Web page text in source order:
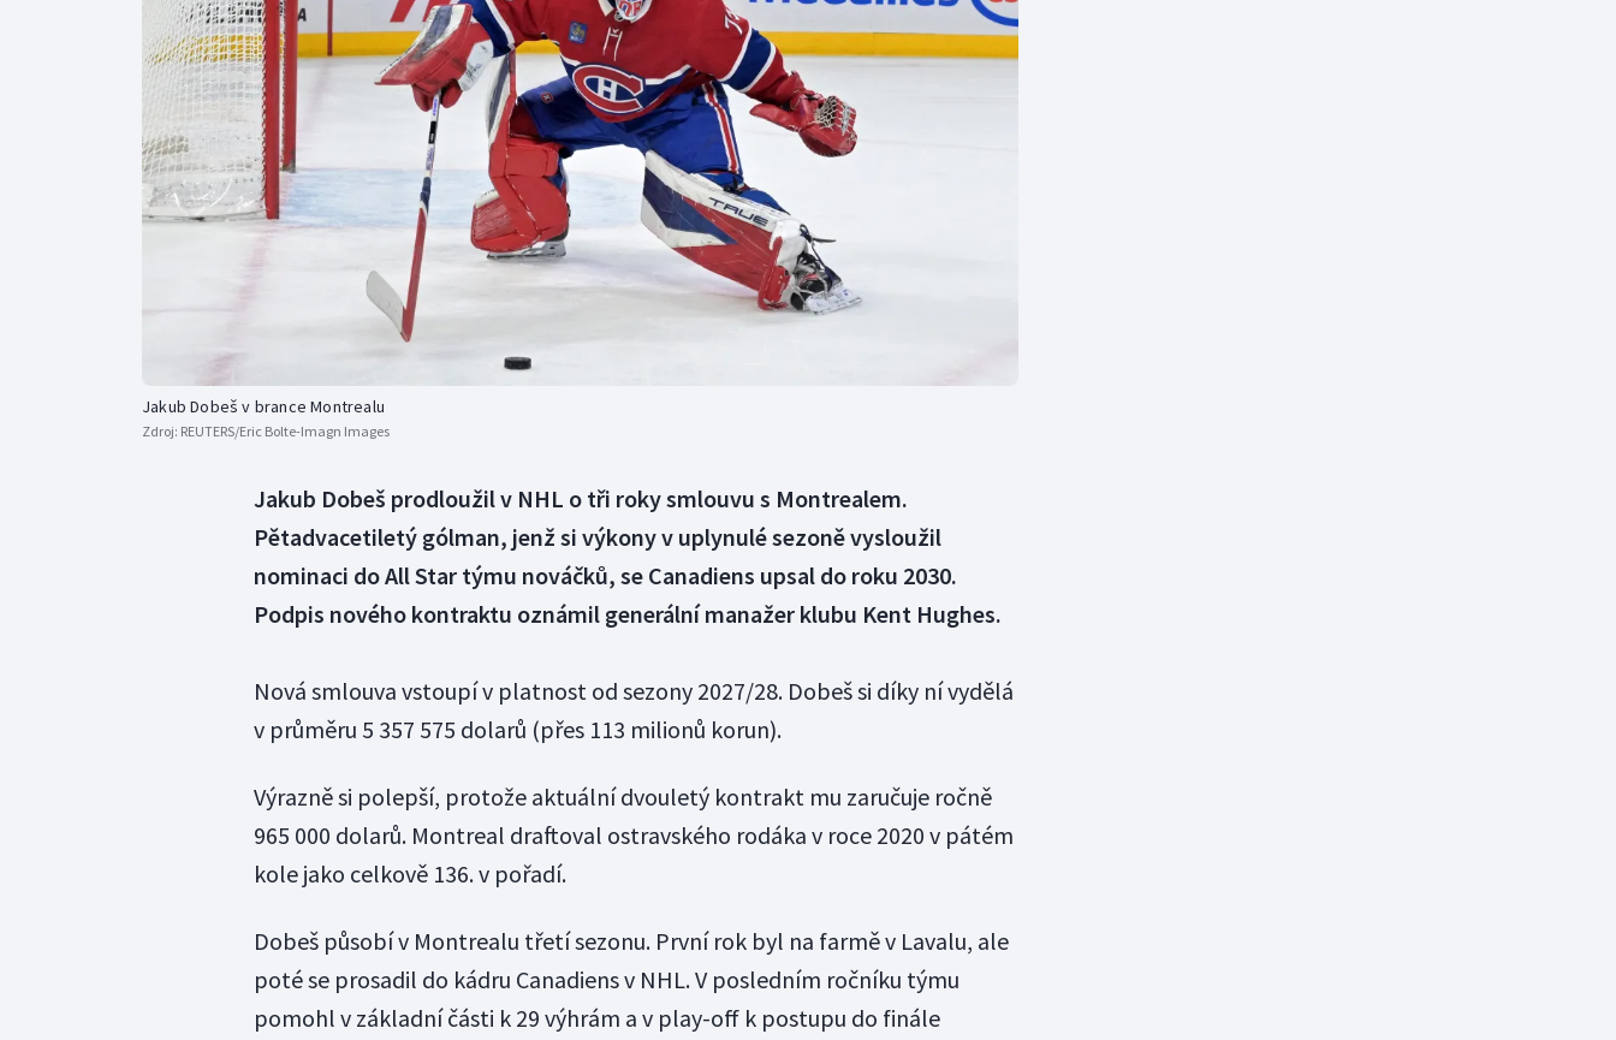
Curling
Dostihy
Florbal
Futsal
Golf
Gymnastika
Moderní pětiboj
Motorsport
Olympijské hry
Parasport
Plavání
Plážový volejbal
Triatlon
Veslování
Jakub Dobeš v brance Montrealu
Zdroj: REUTERS/Eric Bolte-Imagn Images
Jakub Dobeš prodloužil v NHL o tři roky smlouvu s Montrealem.
Pětadvacetiletý gólman, jenž si výkony v uplynulé sezoně vysloužil
nominaci do All Star týmu nováčků, se Canadiens upsal do roku 2030.
Podpis nového kontraktu oznámil generální manažer klubu Kent Hughes.
Nová smlouva vstoupí v platnost od sezony 2027/28. Dobeš si díky ní vydělá
v průměru 5 357 575 dolarů (přes 113 milionů korun).
Výrazně si polepší, protože aktuální dvouletý kontrakt mu zaručuje ročně
965 000 dolarů. Montreal draftoval ostravského rodáka v roce 2020 v pátém
kole jako celkově 136. v pořadí.
Dobeš působí v Montrealu třetí sezonu. První rok byl na farmě v Lavalu, ale
poté se prosadil do kádru Canadiens v NHL. V posledním ročníku týmu
pomohl v základní části k 29 výhrám a v play-off k postupu do finále